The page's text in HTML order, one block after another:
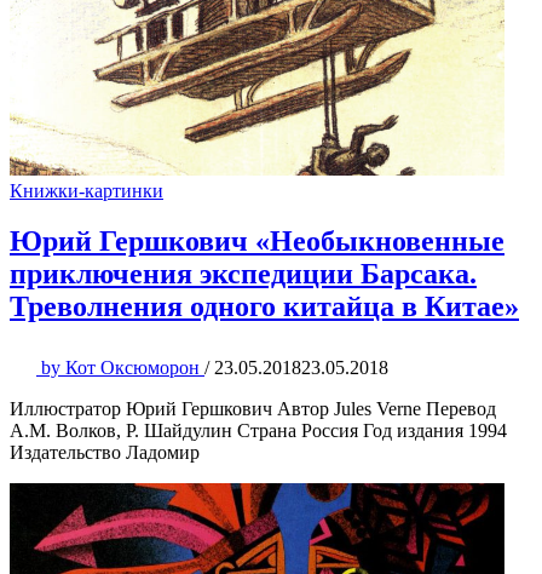
Книжки-картинки
Юрий Гершкович «Необыкновенные
приключения экспедиции Барсака.
Треволнения одного китайца в Китае»
by Кот Оксюморон / 23.05.201823.05.2018
Иллюстратор Юрий Гершкович Автор Jules Verne Перевод
А.М. Волков, Р. Шайдулин Страна Россия Год издания 1994
Издательство Ладомир